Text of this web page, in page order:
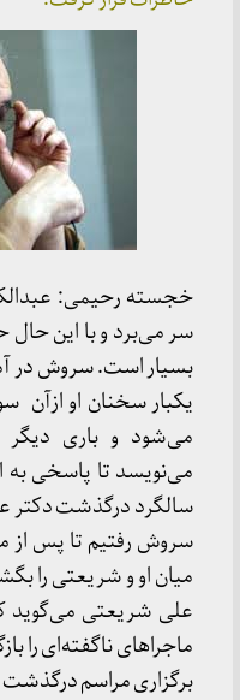
خجسته رحیمی:
سر می‌برد و با این حال
بسیار است. سروش در
یکبار سخنان او ازآن
می‌شود و باری دیگر
می‌نویسد تا پاسخی به
سالگرد درگذشت دکتر
سروش رفتیم تا پس از
میان او و شریعتی را
علی شریعتی می‌گوید
ماجراهای ناگفته‌ای را
برگزاری مراسم درگذشت